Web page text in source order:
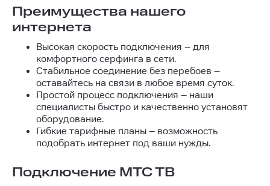
Преимущества нашего
интернета
Высокая скорость подключения – для
комфортного серфинга в сети.
Стабильное соединение без перебоев –
оставайтесь на связи в любое время суток.
Простой процесс подключения – наши
специалисты быстро и качественно установят
оборудование.
Гибкие тарифные планы – возможность
подобрать интернет под ваши нужды.
Подключение МТС ТВ